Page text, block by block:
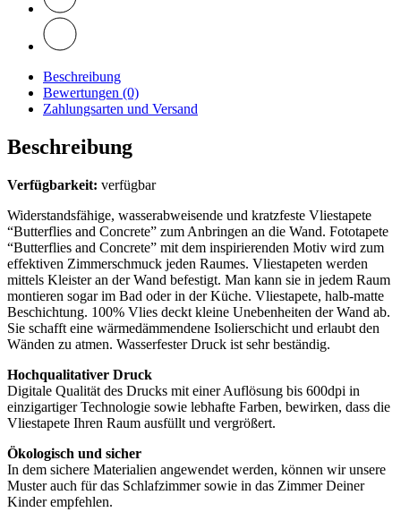
Beschreibung
Bewertungen (0)
Zahlungsarten und Versand
Beschreibung
Verfügbarkeit: verfügbar
Widerstandsfähige, wasserabweisende und kratzfeste Vliestapete
“Butterflies and Concrete” zum Anbringen an die Wand. Fototapete
“Butterflies and Concrete” mit dem inspirierenden Motiv wird zum
effektiven Zimmerschmuck jeden Raumes. Vliestapeten werden
mittels Kleister an der Wand befestigt. Man kann sie in jedem Raum
montieren sogar im Bad oder in der Küche. Vliestapete, halb-matte
Beschichtung. 100% Vlies deckt kleine Unebenheiten der Wand ab.
Sie schafft eine wärmedämmendene Isolierschicht und erlaubt den
Wänden zu atmen. Wasserfester Druck ist sehr beständig.
Hochqualitativer Druck
Digitale Qualität des Drucks mit einer Auflösung bis 600dpi in
einzigartiger Technologie sowie lebhafte Farben, bewirken, dass die
Vliestapete Ihren Raum ausfüllt und vergrößert.
Ökologisch und sicher
In dem sichere Materialien angewendet werden, können wir unsere
Muster auch für das Schlafzimmer sowie in das Zimmer Deiner
Kinder empfehlen.